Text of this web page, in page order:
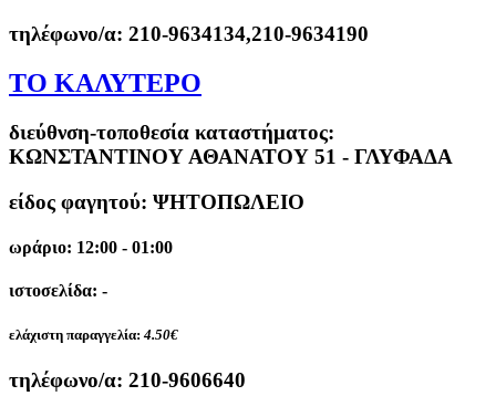
τηλέφωνο/α: 210-9634134,210-9634190
ΤΟ ΚΑΛΥΤΕΡΟ
διεύθνση-τοποθεσία καταστήματος:
ΚΩΝΣΤΑΝΤΙΝΟΥ ΑΘΑΝΑΤΟΥ 51 - ΓΛΥΦΑΔΑ
είδος φαγητού: ΨΗΤΟΠΩΛΕΙΟ
ωράριο: 12:00 - 01:00
ιστοσελίδα: -
ελάχιστη παραγγελία: 4.50€
τηλέφωνο/α: 210-9606640